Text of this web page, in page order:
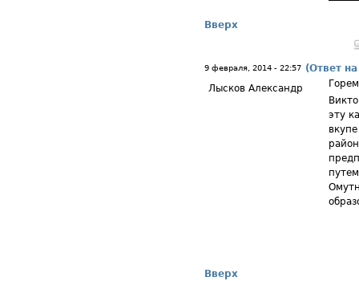
Вверх
9 февраля, 2014 - 22:57 (Ответ
Лысков Александр
эту
Вверх